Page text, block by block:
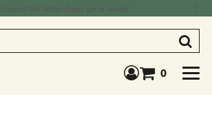
Fragen? Wir helfen Ihnen gerne weiter!
Warenkorb
0